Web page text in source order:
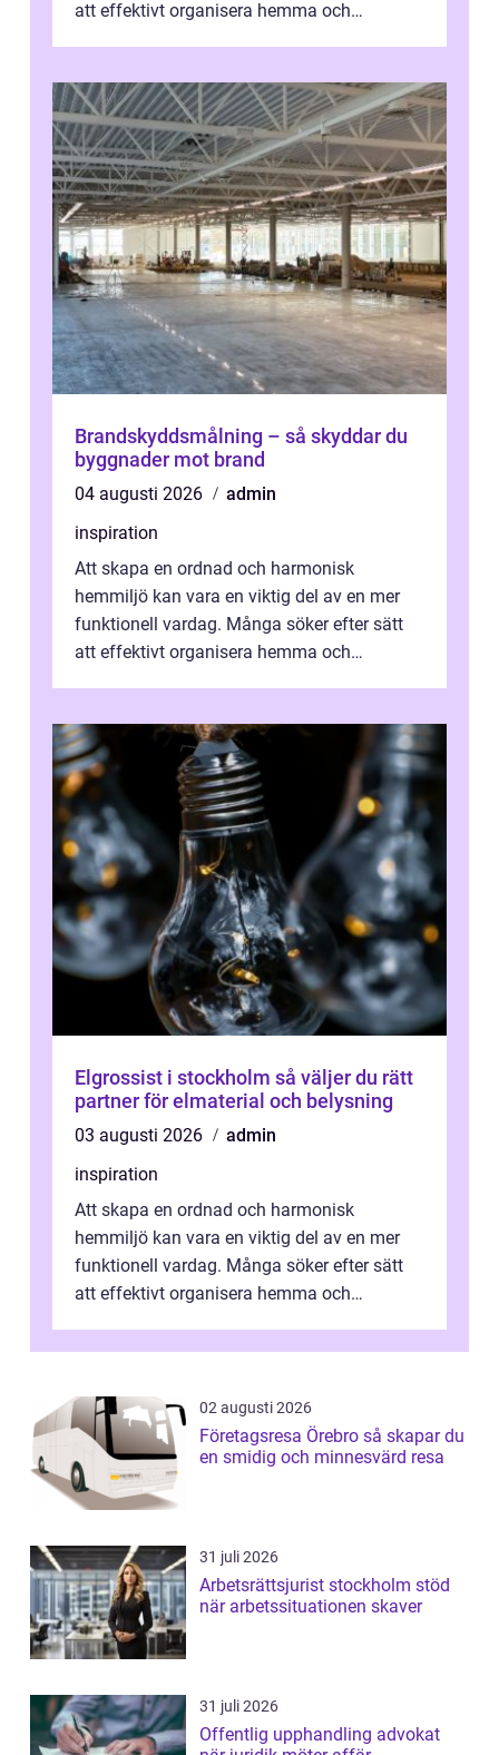
att effektivt organisera hemma och
Brandskyddsmålning – så skyddar du
byggnader mot brand
04 augusti 2026
admin
inspiration
Att skapa en ordnad och harmonisk
hemmiljö kan vara en viktig del av en mer
funktionell vardag. Många söker efter sätt
att effektivt organisera hemma och
Elgrossist i stockholm så väljer du rätt
partner för elmaterial och belysning
03 augusti 2026
admin
inspiration
Att skapa en ordnad och harmonisk
hemmiljö kan vara en viktig del av en mer
funktionell vardag. Många söker efter sätt
att effektivt organisera hemma och
02 augusti 2026
Företagsresa Örebro så skapar du
en smidig och minnesvärd resa
31 juli 2026
Arbetsrättsjurist stockholm stöd
när arbetssituationen skaver
31 juli 2026
Offentlig upphandling advokat